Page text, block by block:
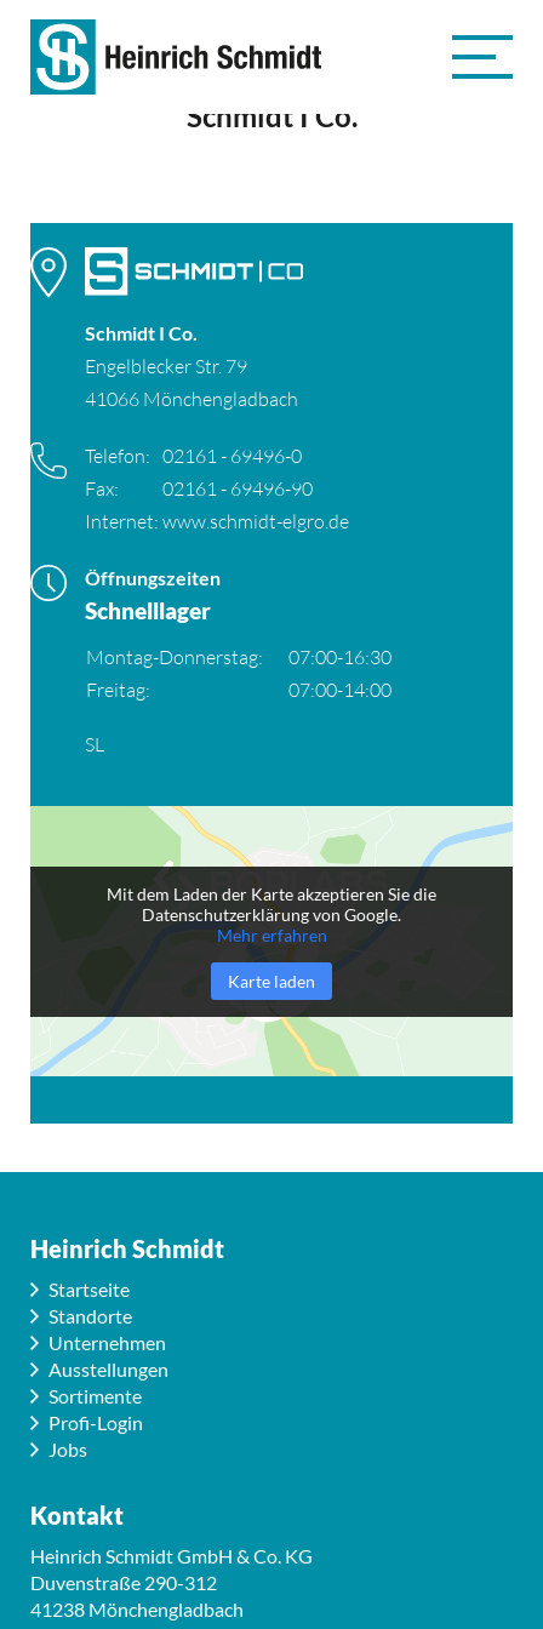
Schmidt I Co.
Schmidt I Co.
Engelblecker Str. 79
41066 Mönchengladbach
Telefon: 02161 - 69496-0
Fax:
02161 - 69496-90
Internet: www.schmidt-elgro.de
Öffnungszeiten
Schnelllager
Montag-Donnerstag:
07:00-16:30
Freitag:
07:00-14:00
SL
Mit dem Laden der Karte akzeptieren Sie die
Datenschutzerklärung von Google.
Mehr erfahren
Karte laden
Heinrich Schmidt
Startseite
Standorte
Unternehmen
Ausstellungen
Sortimente
Profi-Login
Jobs
Kontakt
Heinrich Schmidt GmbH & Co. KG
Duvenstraße 290-312
41238 Mönchengladbach